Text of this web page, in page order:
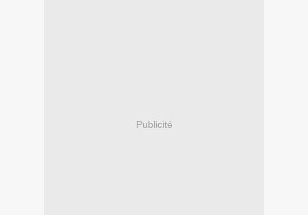
Publicité